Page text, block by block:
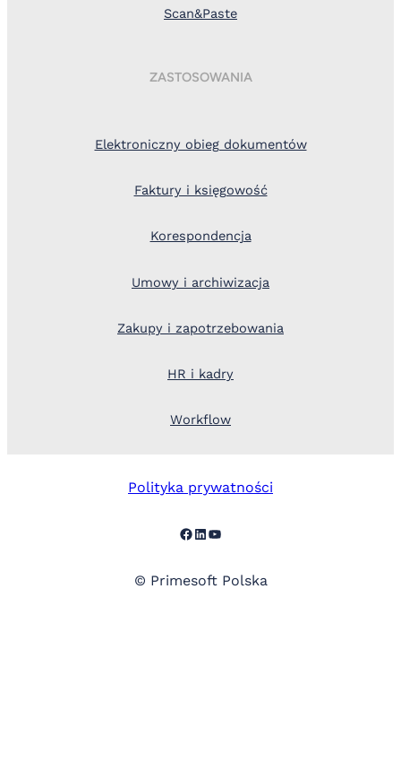
Scan&Paste
ZASTOSOWANIA
Elektroniczny obieg dokumentów
Faktury i księgowość
Korespondencja
Umowy i archiwizacja
Zakupy i zapotrzebowania
HR i kadry
Workflow
Polityka prywatności
Facebook
LinkedIn
YouTube
© Primesoft Polska